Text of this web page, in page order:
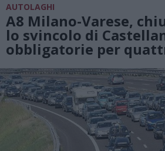
AUTOLAGHI
A8 Milano-Varese,
lo svincolo di
obbligatorie per